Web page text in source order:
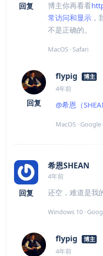
回复 博主你再看看
常访问和显示 ，
不是正确的。
MacOS · Safari
回复
flypig 博主
4年前
@希恩（
MacOS ·
回复
希恩SHEAN
4年前
还空，难道是我
Windows 10 ·
flypig 博主
4年前